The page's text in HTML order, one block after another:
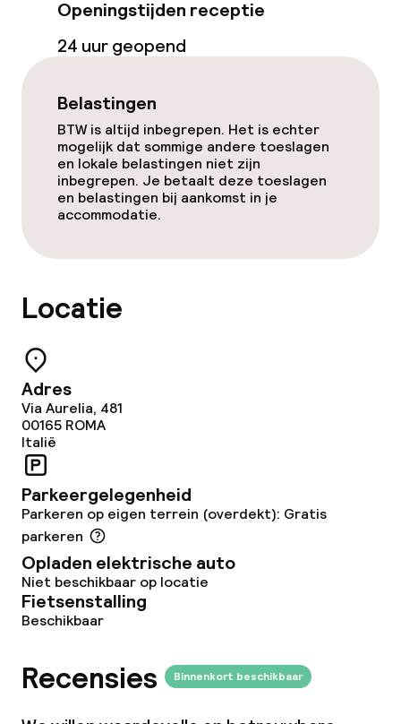
Eet- en drinkdiensten
Ontbijtbuffet
Lunch à la carte
Diner à la carte
Roomservice
Dieetopties
Glutenvrije opties
Faciliteiten en diensten voor kinderen
Schoonmaakvoorzieningen
Wasservice
Conferentieruimte
Openingstijden receptie
24 uur geopend
Belastingen
BTW is altijd inbegrepen. Het is echter
mogelijk dat sommige andere toeslagen
en lokale belastingen niet zijn
inbegrepen. Je betaalt deze toeslagen
en belastingen bij aankomst in je
accommodatie.
Locatie
Adres
Via Aurelia, 481
00165 ROMA
Italië
Parkeergelegenheid
Parkeren op eigen terrein (overdekt): Gratis
parkeren
Opladen elektrische auto
Niet beschikbaar op locatie
Fietsenstalling
Beschikbaar
Recensies Binnenkort beschikbaar